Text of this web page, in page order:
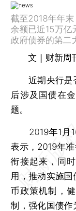
截至2018年年
余额已近15万亿
政府债券的第二
文｜财新周
近期央行是否
后涉及国债在
题。
2019年1月16
表示，2019年
衔接起来，同
用，推动实施
币政策机制，
制，强化国债作